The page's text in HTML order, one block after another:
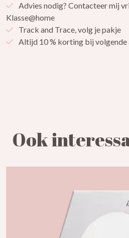
Advies nodig? Contacteer mij
Klasse@home
Track and Trace, volg je pakje
Altijd 10 % korting bij volgende
Ook